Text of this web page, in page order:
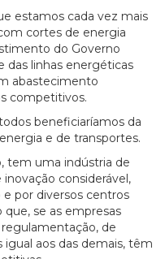
estamos cada vez mais
cortes de energia
do Governo
das linhas energéticas
abastecimento
competitivos.
beneficiaríamos da
e de transportes.
tem uma indústria de
considerável,
por diversos centros
se as empresas
de
aos das demais, têm